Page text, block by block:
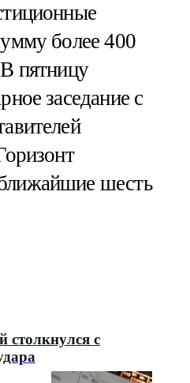
более 400
пятницу
заседание с
шесть
столкнулся с